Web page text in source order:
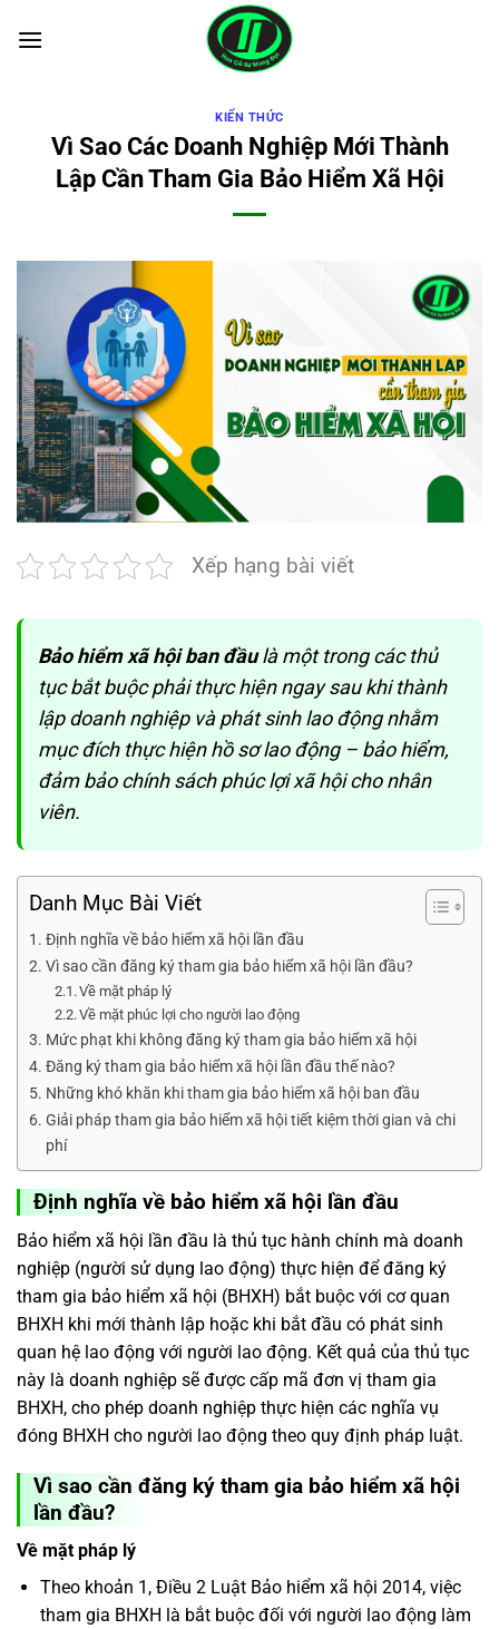
qua
KIẾN THỨC
Vì Sao Các Doanh Nghiệp Mới Thành
Lập Cần Tham Gia Bảo Hiểm Xã Hội
Xếp hạng bài viết
Bảo hiểm xã hội ban đầulà một trong các thủ
tục bắt buộc phải thực hiện ngay sau khi thành
lập doanh nghiệp và phát sinh lao động nhằm
mục đích thực hiện hồ sơ lao động – bảo hiểm,
đảm bảo chính sách phúc lợi xã hội cho nhân
viên.
Danh Mục Bài Viết
Định nghĩa về bảo hiểm xã hội lần đầu
Vì sao cần đăng ký tham gia bảo hiểm xã hội lần đầu?
Về mặt pháp lý
Về mặt phúc lợi cho người lao động
Mức phạt khi không đăng ký tham gia bảo hiểm xã hội
Đăng ký tham gia bảo hiểm xã hội lần đầu thế nào?
Những khó khăn khi tham gia bảo hiểm xã hội ban đầu
Giải pháp tham gia bảo hiểm xã hội tiết kiệm thời gian và chi
phí
Định nghĩa về bảo hiểm xã hội lần đầu
Bảo hiểm xã hội lần đầu là thủ tục hành chính mà doanh
nghiệp (người sử dụng lao động) thực hiện để đăng ký
tham gia bảo hiểm xã hội (BHXH) bắt buộc với cơ quan
BHXH khi mới thành lập hoặc khi bắt đầu có phát sinh
quan hệ lao động với người lao động. Kết quả của thủ tục
này là doanh nghiệp sẽ được cấp mã đơn vị tham gia
BHXH, cho phép doanh nghiệp thực hiện các nghĩa vụ
đóng BHXH cho người lao động theo quy định pháp luật.
Vì sao cần đăng ký tham gia bảo hiểm xã hội
lần đầu?
Về mặt pháp lý
Theo khoản 1, Điều 2 Luật Bảo hiểm xã hội 2014, việc
tham gia BHXH là bắt buộc đối với người lao động làm